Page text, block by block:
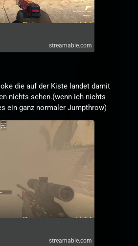
streamable.com
die auf der Kiste landet damit
nichts sehen.(wenn ich nichts
ein ganz normaler Jumpthrow)
streamable.com